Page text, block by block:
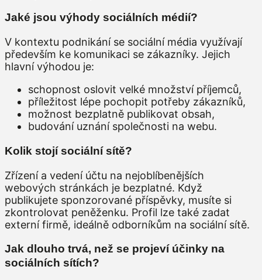
Jaké jsou výhody sociálních médií?
V kontextu podnikání se sociální média využívají
především ke komunikaci se zákazníky. Jejich
hlavní výhodou je:
schopnost oslovit velké množství příjemců,
příležitost lépe pochopit potřeby zákazníků,
možnost bezplatně publikovat obsah,
budování uznání společnosti na webu.
Kolik stojí sociální sítě?
Zřízení a vedení účtu na nejoblíbenějších
webových stránkách je bezplatné. Když
publikujete sponzorované příspěvky, musíte si
zkontrolovat peněženku. Profil lze také zadat
externí firmě, ideálně odborníkům na sociální sítě.
Jak dlouho trvá, než se projeví účinky na
sociálních sítích?